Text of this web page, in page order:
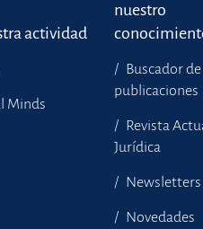
actividad
Minds
nuestro
Buscador de
publicaciones
Revista
Jurídica
Newsletters
Novedades